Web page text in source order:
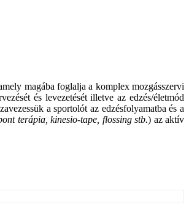
magába foglalja a komplex mozgásszervi
és levezetését illetve az edzés/életmód
a sportolót az edzésfolyamatba és a
terápia, kinesio-tape, flossing stb.) az aktív